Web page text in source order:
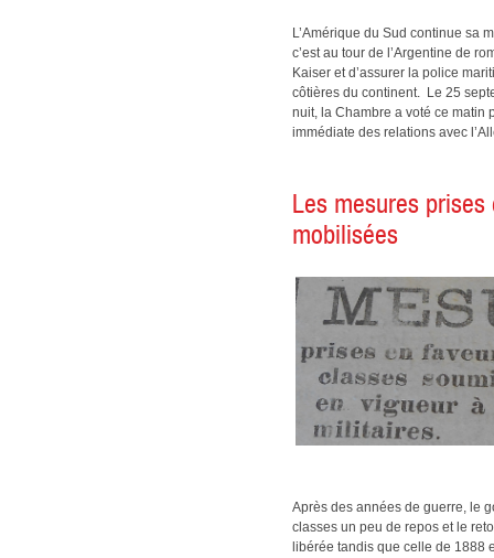
L’Amérique du Sud continue sa
c’est au tour de l’Argentine de
Kaiser et d’assurer la police
côtières du continent. Le 25
nuit, la Chambre a voté ce matin
immédiate des relations avec
Les mesures
mobilisées
Après des années de guerre, le
classes un peu de repos et le
libérée tandis que celle de 1888